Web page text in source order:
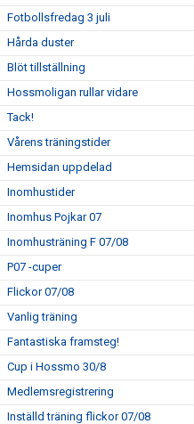
Fotbollsfredag 3 juli
Hårda duster
Blöt tillställning
Hossmoligan rullar vidare
Tack!
Vårens träningstider
Hemsidan uppdelad
Inomhustider
Inomhus Pojkar 07
Inomhusträning F 07/08
P07 -cuper
Flickor 07/08
Vanlig träning
Fantastiska framsteg!
Cup i Hossmo 30/8
Medlemsregistrering
Inställd träning flickor 07/08